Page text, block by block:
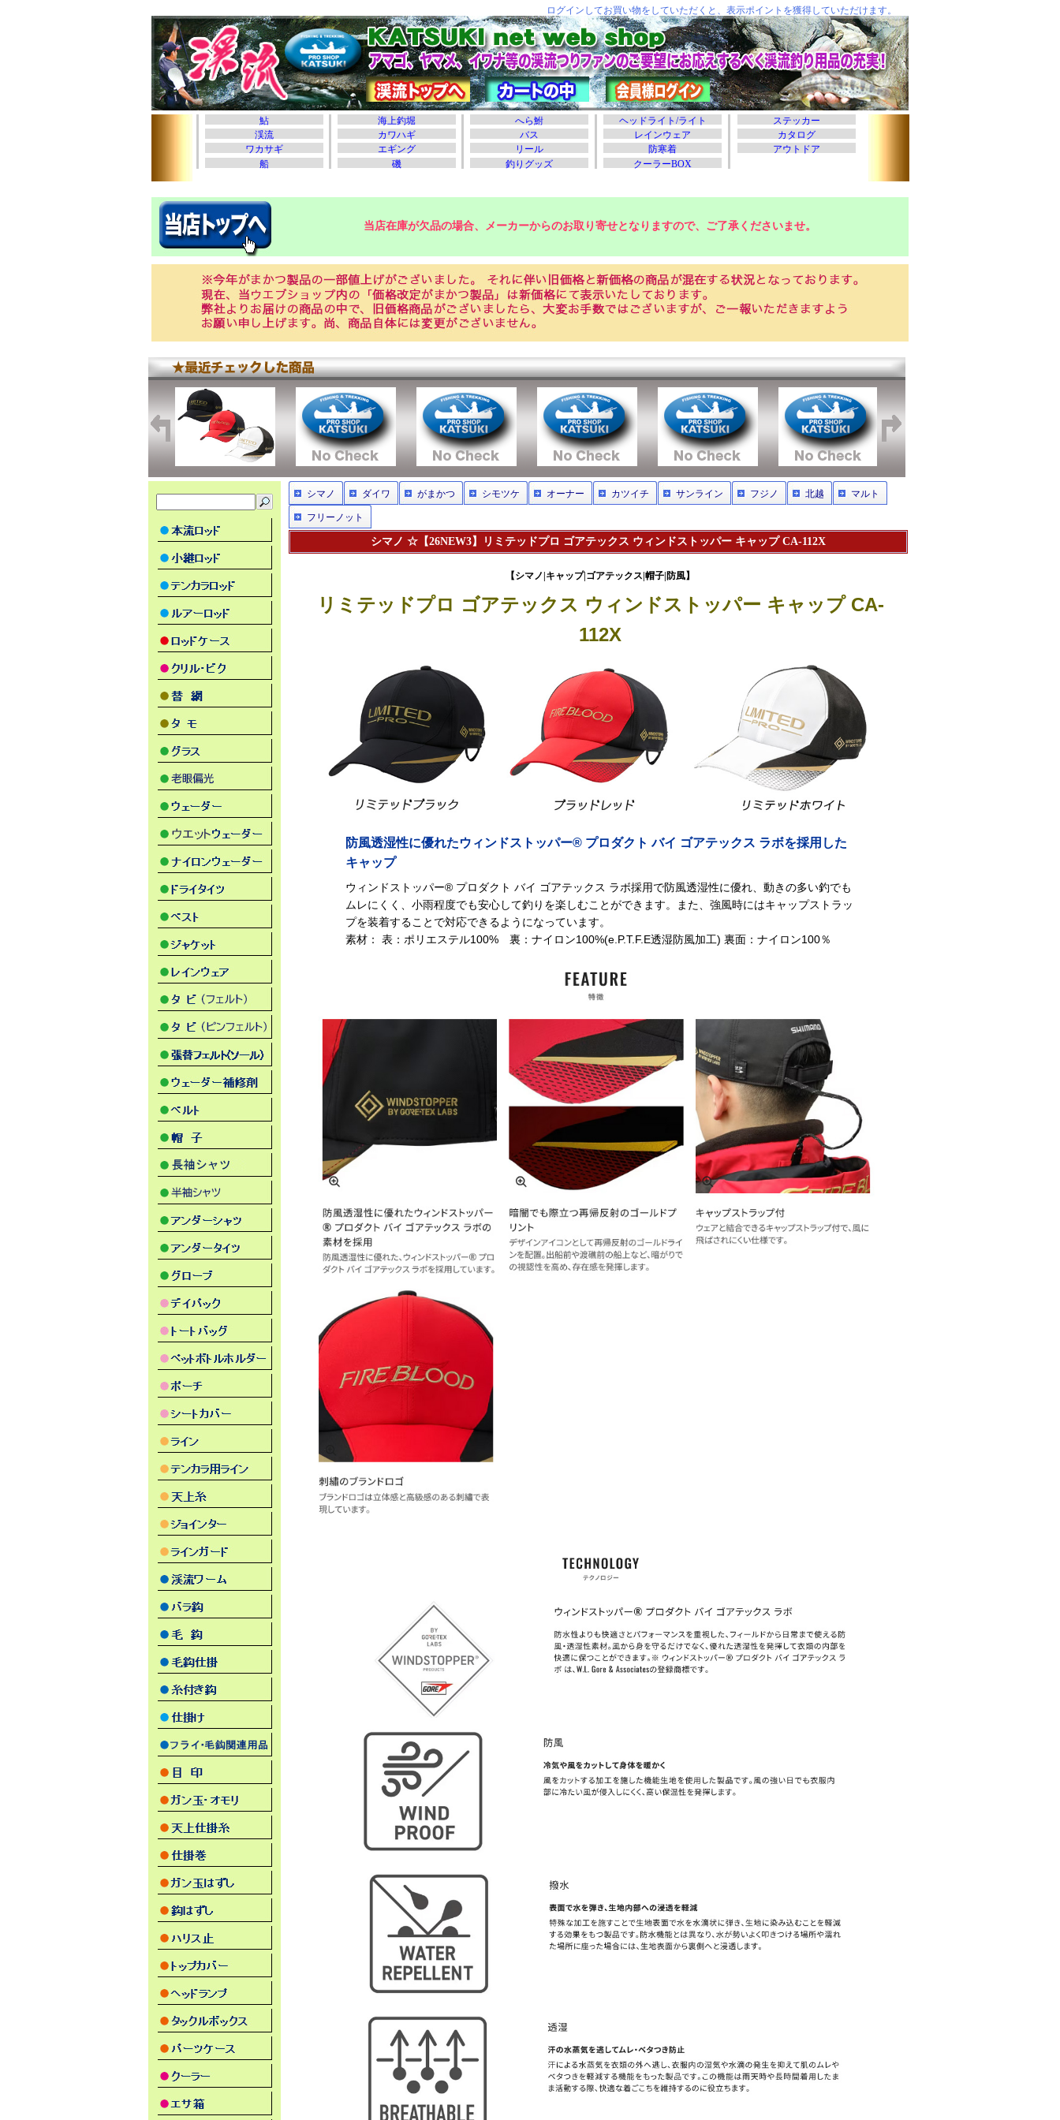
当店在庫が欠品の場合、メーカーからのお取り寄せとなりますので、ご了承くださいませ。
シマノ ダイワ がまかつ シモツケ オーナー カツイチ サンライン フジノ 北越 マルト
フリーノット
シマノ ☆【26NEW3】リミテッドプロ ゴアテックス ウィンドストッパー キャップ CA-112X
【シマノ|キャップ|ゴアテックス|帽子|防風】
リミテッドプロ ゴアテックス ウィンドストッパー キャップ CA-
112X
防風透湿性に優れたウィンドストッパー® プロダクト バイ ゴアテックス ラボを採用した
キャップ
ウィンドストッパー® プロダクト バイ ゴアテックス ラボ採用で防風透湿性に優れ、動きの多い釣でも
ムレにくく、小雨程度でも安心して釣りを楽しむことができます。また、強風時にはキャップストラッ
プを装着することで対応できるようになっています。
素材： 表：ポリエステル100% 裏：ナイロン100%(e.P.T.F.E透湿防風加工) 裏面：ナイロン100％